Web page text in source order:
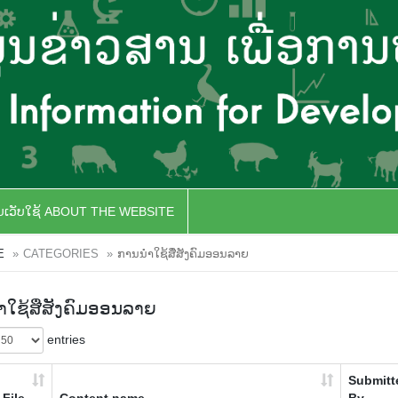
ວັບໃຊ້ ABOUT THE WEBSITE
CATEGORIES ການນຳໃຊ້ສື່ສັງຄົມອອນລາຍ
ໃຊ້ສື່ສັງຄົມອອນລາຍ
entries